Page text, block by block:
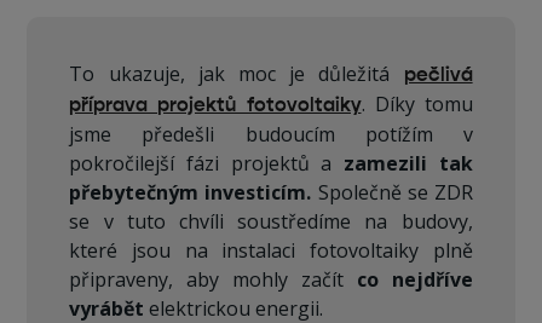
To ukazuje, jak moc je důležitá
pečlivá
příprava projektů fotovoltaiky. Díky tomu
jsme předešli budoucím potížím v
pokročilejší fázi projektů a zamezili tak
přebytečným investicím. Společně se ZDR
se v tuto chvíli soustředíme na budovy,
které jsou na instalaci fotovoltaiky plně
připraveny, aby mohly začít co nejdříve
vyrábět elektrickou energii.